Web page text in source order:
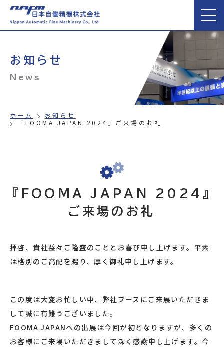
お知らせ
News
ホーム
お知らせ
『FOOMA JAPAN 2024』ご来場のお礼
『FOOMA JAPAN 2024』
ご来場のお礼
拝啓、貴社益々ご隆盛のこととお喜び申し上げます。平素
は格別のご高配を賜り、厚く御礼申し上げます。
この度は大変お忙しい中、弊社ブースにご来展いただきま
して誠に有難うございました。
FOOMA JAPANへの出展は今回が初となりますが、多くの
お客様にご来場いただきまして深く感謝申し上げます。今